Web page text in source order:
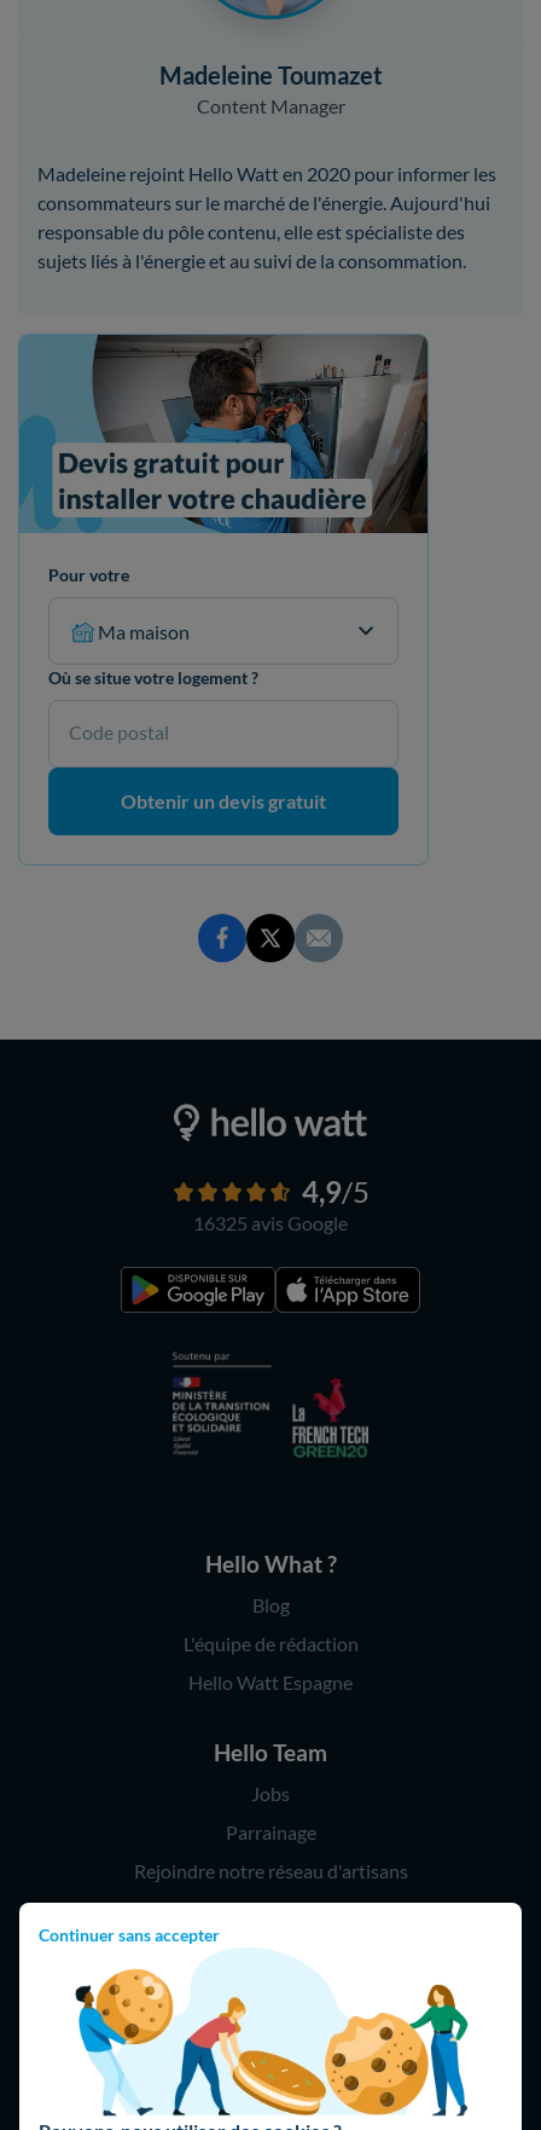
Continuer sans accepter
Pour votre
Ma maison
Où se situe votre logement ?
Code postal
Obtenir un devis gratuit
Madeleine Toumazet
Content Manager
Madeleine rejoint Hello Watt en 2020 pour informer les
consommateurs sur le marché de l'énergie. Aujourd'hui
responsable du pôle contenu, elle est spécialiste des
sujets liés à l'énergie et au suivi de la consommation.
4,9/5
16325 avis Google
Hello What ?
Blog
L'équipe de rédaction
Hello Watt Espagne
Hello Team
Jobs
Parrainage
Rejoindre notre réseau d'artisans
Hello !
09 75 18 60 60
(8h-21h)
75018 Paris